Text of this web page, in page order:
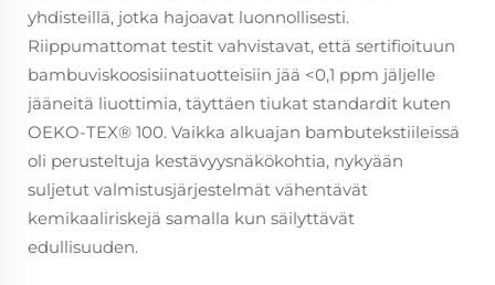
yhdisteillä, jotka hajoavat luonnollisesti.
Riippumattomat testit vahvistavat, että sertifioituun
bambuviskoosisiinatuotteisiin jää <0,1 ppm jäljelle
jääneitä liuottimia, täyttäen tiukat standardit kuten
OEKO-TEX® 100. Vaikka alkuajan bambutekstiileissä
oli perusteltuja kestävyysnäkökohtia, nykyään
suljetut valmistusjärjestelmät vähentävät
kemikaaliriskejä samalla kun säilyttävät
edullisuuden.